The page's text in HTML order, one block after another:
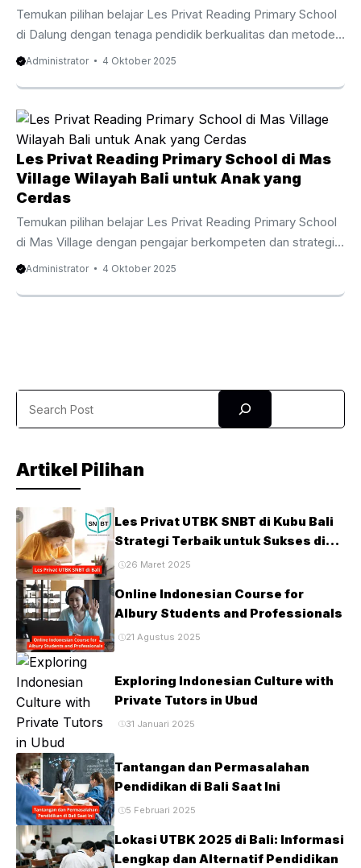
percaya diri saat ...
Temukan pilihan belajar Les Privat Reading Primary School
di Dalung dengan tenaga pendidik berkualitas dan metode
menyenangkan yang membangun dasar literasi yang kuat
Les Privat Reading Primary School di Dalung adalah cara
efektif untuk meningkatkan kemampuan anak terhadap
keterampilan membaca dalam bahasa Inggris sejak tahap
awal belajar. Program ini disusun dengan metode yang
interaktif agar anak tidak sekadar mengenal huruf, tetapi
juga menyampaikan kembali makna bacaan dengan lancar.
Dengan bimbingan guru berpengalaman, ...
Administrator 4 Oktober 2025
Les Privat Reading Primary School di Mas
Village Wilayah Bali untuk Anak yang
Cerdas
Temukan pilihan belajar Les Privat Reading Primary School
di Mas Village dengan pengajar berkompeten dan strategi
pembelajaran kreatif yang membuat anak gemar membaca
Inggris sejak Tahap Awal Pembelajaran Les Privat Reading
memahami kata, tetapi juga membangun rasa percaya diri
saat membaca dalam ...
Administrator 4 Oktober 2025
Artikel Pilihan
Les Privat UTBK SNBT di Kubu Bali
Strategi Terbaik untuk Sukses di
Ujian PTN
26 Maret 2025
Online Indonesian Course for
Albury Students and Professionals
21 Agustus 2025
Exploring Indonesian Culture with
Private Tutors in Ubud
31 Januari 2025
Tantangan dan Permasalahan
Pendidikan di Bali Saat Ini
5 Februari 2025
Lokasi UTBK 2025 di Bali: Informasi
Lengkap dan Alternatif Pendidikan